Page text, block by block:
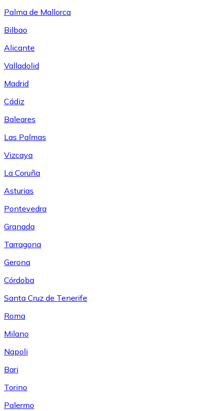
Palma de Mallorca
Bilbao
Alicante
Valladolid
Madrid
Cádiz
Baleares
Las Palmas
Vizcaya
La Coruña
Asturias
Pontevedra
Granada
Tarragona
Gerona
Córdoba
Santa Cruz de Tenerife
Roma
Milano
Napoli
Bari
Torino
Palermo